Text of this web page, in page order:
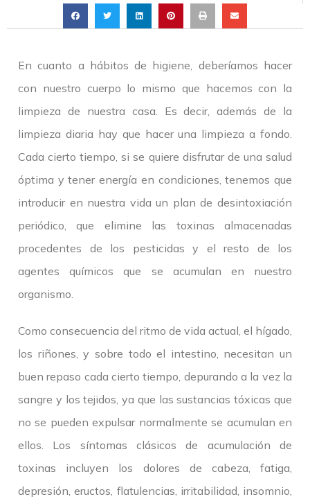
En cuanto a hábitos de higiene, deberíamos hacer
con nuestro cuerpo lo mismo que hacemos con la
limpieza de nuestra casa. Es decir, además de la
limpieza diaria hay que hacer una limpieza a fondo.
Cada cierto tiempo, si se quiere disfrutar de una salud
óptima y tener energía en condiciones, tenemos que
introducir en nuestra vida un plan de desintoxiación
periódico, que elimine las toxinas almacenadas
procedentes de los pesticidas y el resto de los
agentes químicos que se acumulan en nuestro
organismo.
Como consecuencia del ritmo de vida actual, el hígado,
los riñones, y sobre todo el intestino, necesitan un
buen repaso cada cierto tiempo, depurando a la vez la
sangre y los tejidos, ya que las sustancias tóxicas que
no se pueden expulsar normalmente se acumulan en
ellos. Los síntomas clásicos de acumulación de
toxinas incluyen los dolores de cabeza, fatiga,
depresión, eructos, flatulencias, irritabilidad, insomnio,